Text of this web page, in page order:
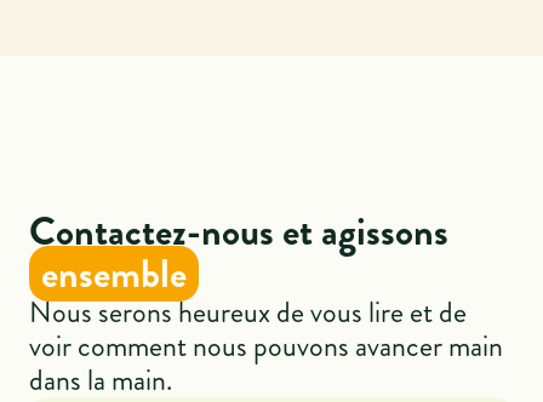
Contactez-nous et agissons
ensemble
Nous serons heureux de vous lire et de
voir comment nous pouvons avancer main
dans la main.